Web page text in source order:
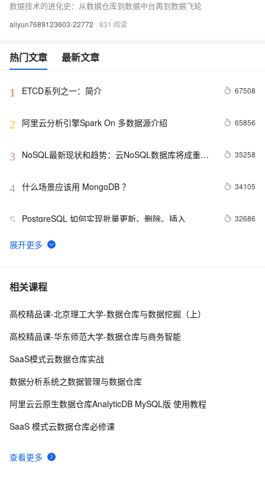
数据技术的进化史：从数据仓库到数据中台再到数据飞轮
aliyun7689123603-22772 831
热门文章 最新文章
1 ETCD系列之一：简介 67508
2 阿里云分析引擎Spark On 多数据源介绍 65856
3
NoSQL最新现状和趋势：云NoSQL数据库将成重要
35258
4 什么场景应该用 MongoDB ？ 34105
5 PostgreSQL 如何实现批量更新、删除、插入 32686
6 MongoDB Sharded cluster架构原理
7 在Docker上玩转PostgreSQL -- Mac篇
8 PostgreSQL upsert功能(insert on conflict do)的用法
10PostgreSQL 9种索引的原理和应用场景
相关课程
查看更多
高校精品课-北京理工大学-数据仓库与数据挖掘（上）
高校精品课-华东师范大学-数据仓库与商务智能
SaaS模式云数据仓库实战
数据分析系统之数据管理与数据仓库
阿里云云原生数据仓库AnalyticDB MySQL版 使用教程
SaaS 模式云数据仓库必修课